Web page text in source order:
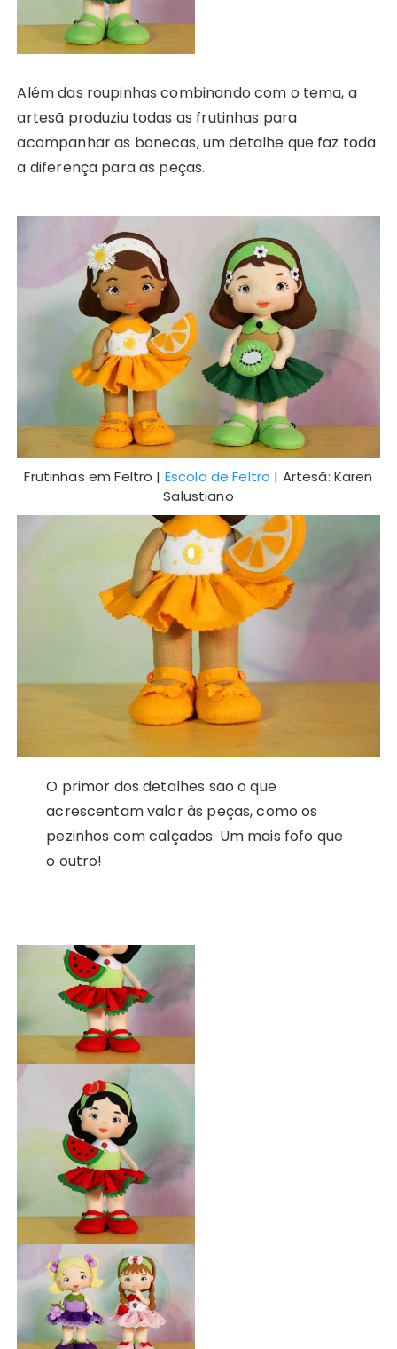
Além das roupinhas combinando com o tema, a
artesã produziu todas as frutinhas para
acompanhar as bonecas, um detalhe que faz toda
a diferença para as peças.
Frutinhas em Feltro | Escola de Feltro | Artesã: Karen
Salustiano
O primor dos detalhes são o que
acrescentam valor às peças, como os
pezinhos com calçados. Um mais fofo que
o outro!